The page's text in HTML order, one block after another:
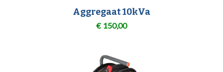
Aggregaat 10kVa
€ 150,00